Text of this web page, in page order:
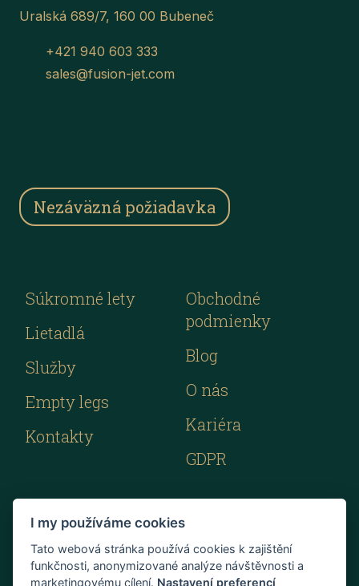
Uralská 689/7, 160 00 Bubeneč
+421 940 603 333
sales@fusion-jet.com
Nezáväzná požiadavka
Súkromné lety
Lietadlá
Služby
Empty legs
Kontakty
Obchodné
podmienky
Blog
O nás
Kariéra
GDPR
I my používáme cookies
Tato webová stránka používá cookies k zajištění
funkčnosti, anonymizované analýze návštěvnosti a
marketingovému cílení. Nastavení preferencí